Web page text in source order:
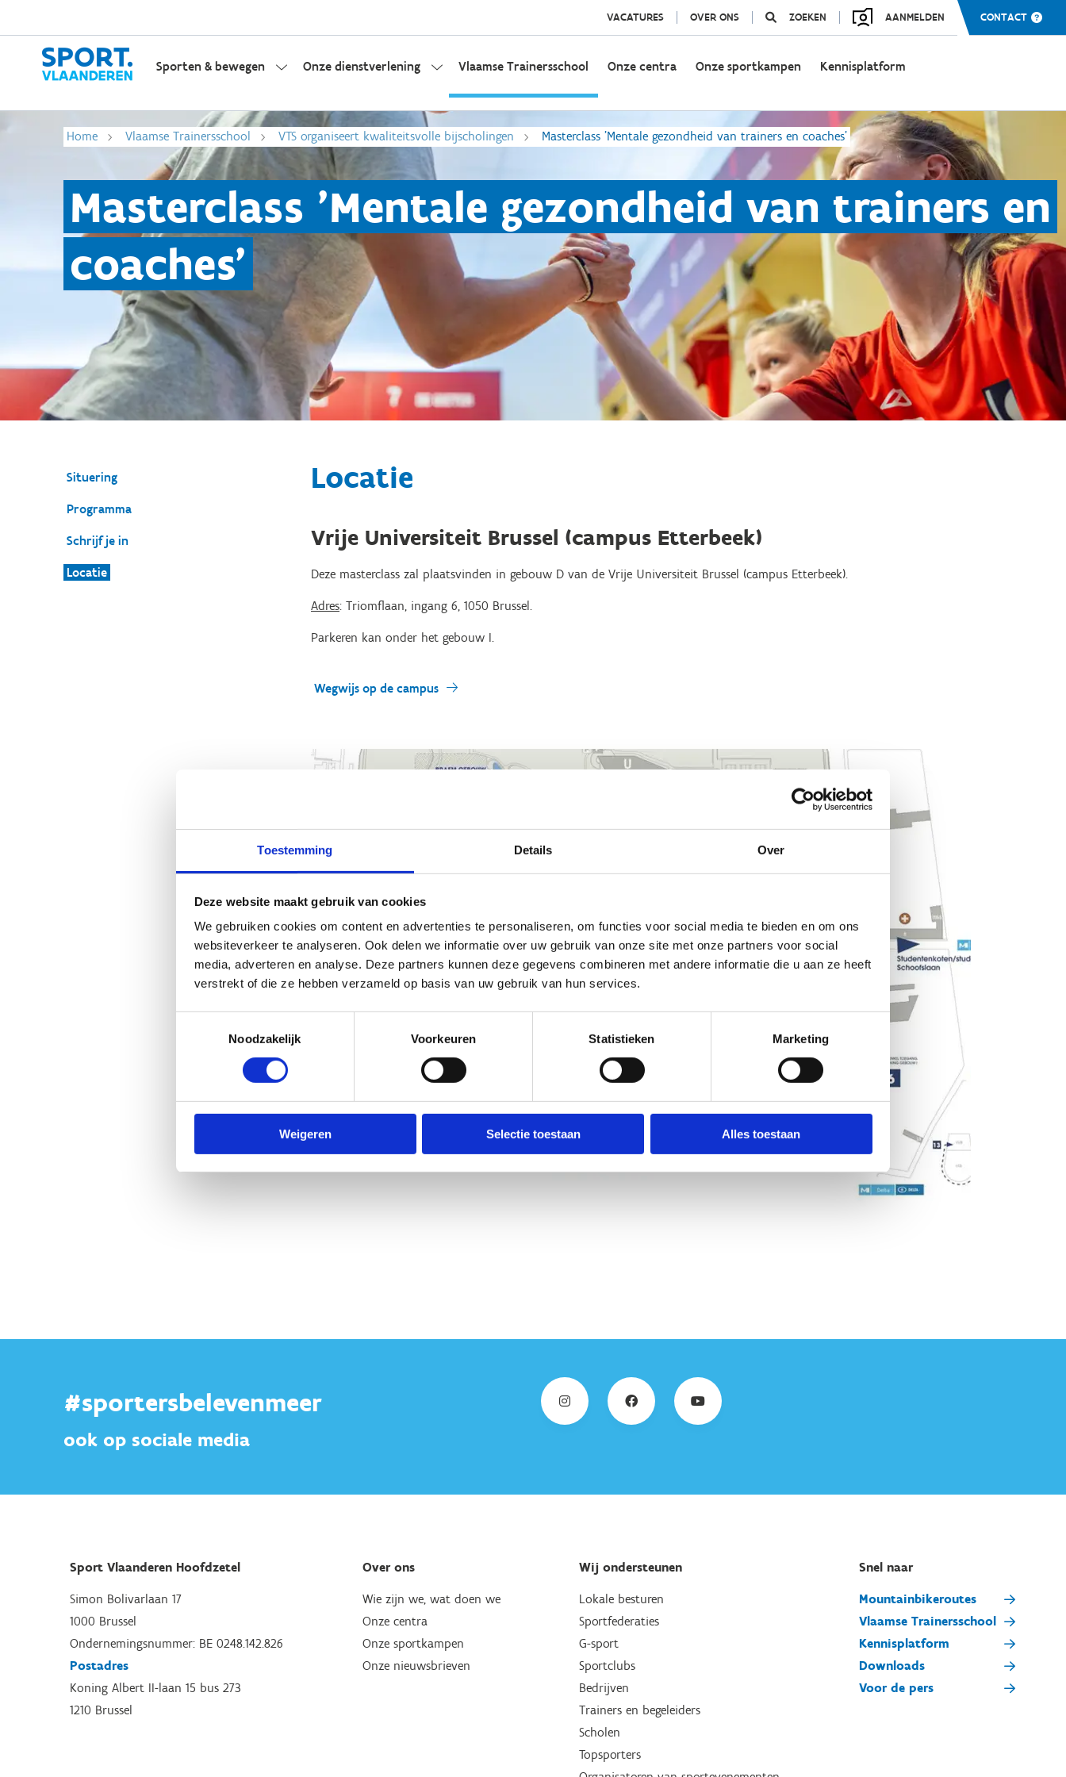
Toestemming Details Over
Deze website maakt gebruik van cookies
We gebruiken cookies om content en advertenties te personaliseren, om functies voor social media te bieden en om ons
websiteverkeer te analyseren. Ook delen we informatie over uw gebruik van onze site met onze partners voor social
media, adverteren en analyse. Deze partners kunnen deze gegevens combineren met andere informatie die u aan ze heeft
verstrekt of die ze hebben verzameld op basis van uw gebruik van hun services.
Noodzakelijk
Voorkeuren Statistieken Marketing
Weigeren Selectie toestaan Alles toestaan
VACATURES OVER ONS ZOEKEN AANMELDEN CONTACT
Sporten & bewegen Onze dienstverlening Vlaamse Trainersschool Onze centra Onze sportkampen Kennisplatform
Home Vlaamse Trainersschool VTS organiseert kwaliteitsvolle bijscholingen Masterclass 'Mentale gezondheid van trainers en coaches'
Masterclass 'Mentale gezondheid van trainers en
coaches'
Situering
Programma
Schrijf je in
Locatie
Locatie
Vrije Universiteit Brussel (campus Etterbeek)
Deze masterclass zal plaatsvinden in gebouw D van de Vrije Universiteit Brussel (campus Etterbeek).
Adres: Triomflaan, ingang 6, 1050 Brussel.
Parkeren kan onder het gebouw I.
Wegwijs op de campus
#sportersbelevenmeer
ook op sociale media
Sport Vlaanderen Hoofdzetel
Simon Bolivarlaan 17
1000 Brussel
Ondernemingsnummer: BE 0248.142.826
Postadres
Koning Albert II-laan 15 bus 273
1210 Brussel
Over ons
Wie zijn we, wat doen we
Onze centra
Onze sportkampen
Onze nieuwsbrieven
Wij ondersteunen
Lokale besturen
Sportfederaties
G-sport
Sportclubs
Bedrijven
Trainers en begeleiders
Scholen
Topsporters
Snel naar
Mountainbikeroutes
Vlaamse Trainersschool
Kennisplatform
Downloads
Voor de pers